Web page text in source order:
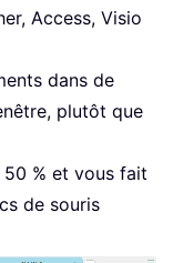
Access, Visio
dans de
plutôt que
% et vous fait
de souris